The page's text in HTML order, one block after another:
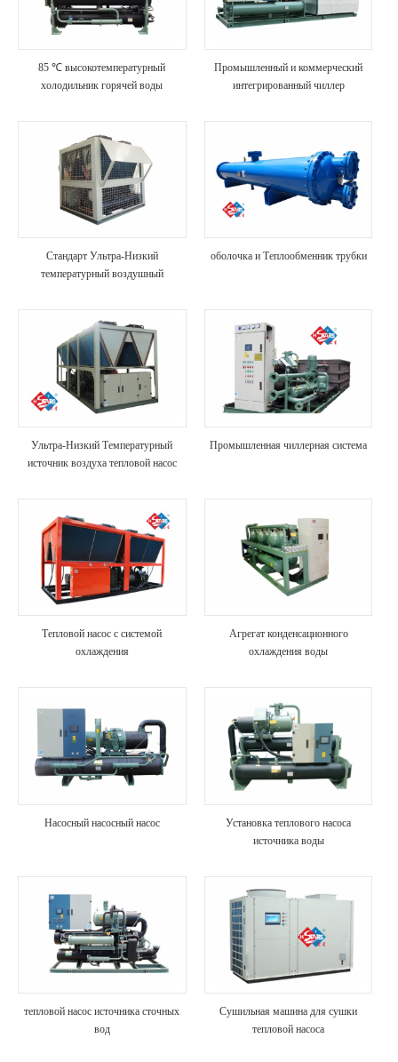
85 ℃ высокотемпературный
холодильник горячей воды
Промышленный и коммерческий
интегрированный чиллер
Стандарт Ультра-Низкий
температурный воздушный
оболочка и Теплообменник трубки
Ультра-Низкий Температурный
источник воздуха тепловой насос
Промышленная чиллерная система
Тепловой насос с системой
охлаждения
Агрегат конденсационного
охлаждения воды
Насосный насосный насос
Установка теплового насоса
источника воды
тепловой насос источника сточных
вод
Сушильная машина для сушки
тепловой насоса